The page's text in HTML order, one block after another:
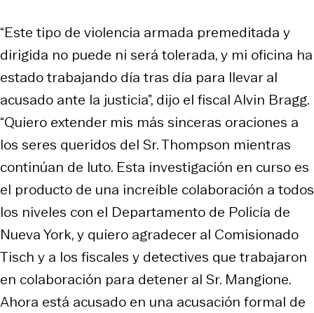
“Este tipo de violencia armada premeditada y
dirigida no puede ni será tolerada, y mi oficina ha
estado trabajando día tras día para llevar al
acusado ante la justicia”, dijo el fiscal Alvin Bragg.
“Quiero extender mis más sinceras oraciones a
los seres queridos del Sr. Thompson mientras
continúan de luto. Esta investigación en curso es
el producto de una increíble colaboración a todos
los niveles con el Departamento de Policía de
Nueva York, y quiero agradecer al Comisionado
Tisch y a los fiscales y detectives que trabajaron
en colaboración para detener al Sr. Mangione.
Ahora está acusado en una acusación formal de